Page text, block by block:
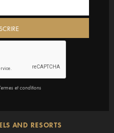
et conditions
AND RESORTS